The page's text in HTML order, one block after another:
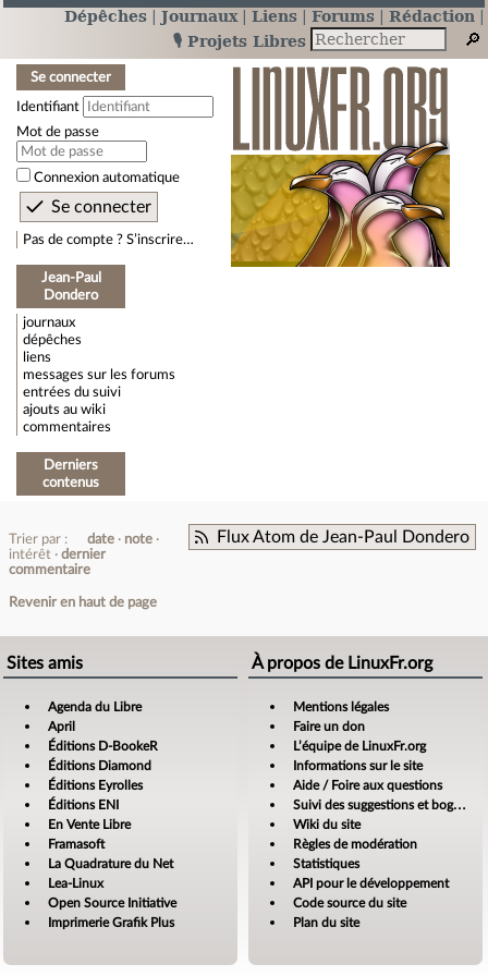
Dépêches Journaux Liens Forums
Rédaction
🎙️ Projets Libres
Se connecter
Identifiant
Mot de passe
Connexion automatique
Pas de compte ? S’inscrire…
Jean-Paul
Dondero
journaux
dépêches
liens
messages sur les forums
entrées du suivi
ajouts au wiki
commentaires
Derniers
contenus
Flux Atom de Jean-Paul Dondero
Trier par : date
note
intérêt
dernier
commentaire
Revenir en haut de page
Sites amis
Agenda du Libre
April
Éditions D-BookeR
Éditions Diamond
Éditions Eyrolles
Éditions ENI
En Vente Libre
Framasoft
La Quadrature du Net
Lea-Linux
Open Source Initiative
Imprimerie Grafik Plus
À propos de LinuxFr.org
Mentions légales
Faire un don
L’équipe de LinuxFr.org
Informations sur le site
Aide / Foire aux questions
Suivi des suggestions et bogues
Wiki du site
Règles de modération
Statistiques
API pour le développement
Code source du site
Plan du site